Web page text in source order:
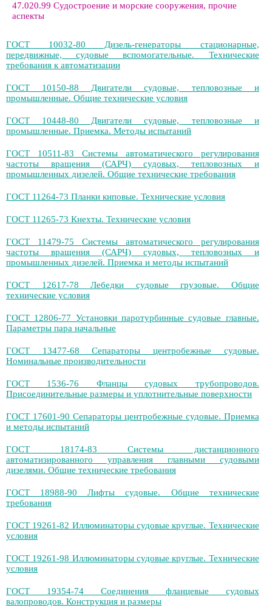
47.020.99 Судостроение и морские сооружения, прочие
аспекты
ГОСТ 10032-80 Дизель-генераторы стационарные,
передвижные, судовые вспомогательные. Технические
требования к автоматизации
ГОСТ 10150-88 Двигатели судовые, тепловозные и
промышленные. Общие технические условия
ГОСТ 10448-80 Двигатели судовые, тепловозные и
промышленные. Приемка. Методы испытаний
ГОСТ 10511-83 Системы автоматического регулирования
частоты вращения (САРЧ) судовых, тепловозных и
промышленных дизелей. Общие технические требования
ГОСТ 11264-73 Планки киповые. Технические условия
ГОСТ 11265-73 Кнехты. Технические условия
ГОСТ 11479-75 Системы автоматического регулирования
частоты вращения (САРЧ) судовых, тепловозных и
промышленных дизелей. Приемка и методы испытаний
ГОСТ 12617-78 Лебедки судовые грузовые. Общие
технические условия
ГОСТ 12806-77 Установки паротурбинные судовые главные.
Параметры пара начальные
ГОСТ 13477-68 Сепараторы центробежные судовые.
Номинальные производительности
ГОСТ 1536-76 Фланцы судовых трубопроводов.
Присоединительные размеры и уплотнительные поверхности
ГОСТ 17601-90 Сепараторы центробежные судовые. Приемка
и методы испытаний
ГОСТ 18174-83 Системы дистанционного
автоматизированного управления главными судовыми
дизелями. Общие технические требования
ГОСТ 18988-90 Лифты судовые. Общие технические
требования
ГОСТ 19261-82 Иллюминаторы судовые круглые. Технические
условия
ГОСТ 19261-98 Иллюминаторы судовые круглые. Технические
условия
ГОСТ 19354-74 Соединения фланцевые судовых
валопроводов. Конструкция и размеры